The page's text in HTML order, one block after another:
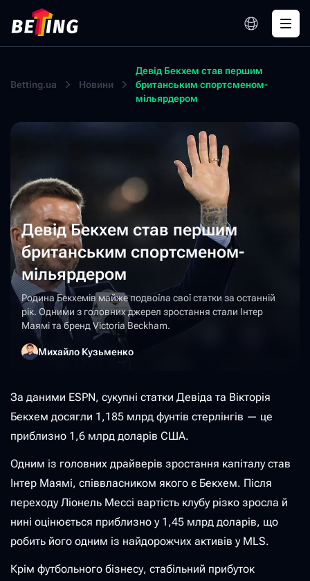
Betting.ua Новини
Девід Бекхем став першим
британським спортсменом-
мільярдером
Девід Бекхем став першим
британським спортсменом-
мільярдером
Родина Бекхемів майже подвоїла свої статки за останній
рік. Одними з головних джерел зростання стали Інтер
Маямі та бренд Victoria Beckham.
Михайло Кузьменко
За даними ESPN, сукупні статки Девіда та Вікторія
Бекхем досягли 1,185 млрд фунтів стерлінгів — це
приблизно 1,6 млрд доларів США.
Одним із головних драйверів зростання капіталу став
Інтер Маямі, співвласником якого є Бекхем. Після
переходу Ліонель Мессі вартість клубу різко зросла й
нині оцінюється приблизно у 1,45 млрд доларів, що
робить його одним із найдорожчих активів у MLS.
Крім футбольного бізнесу, стабільний прибуток